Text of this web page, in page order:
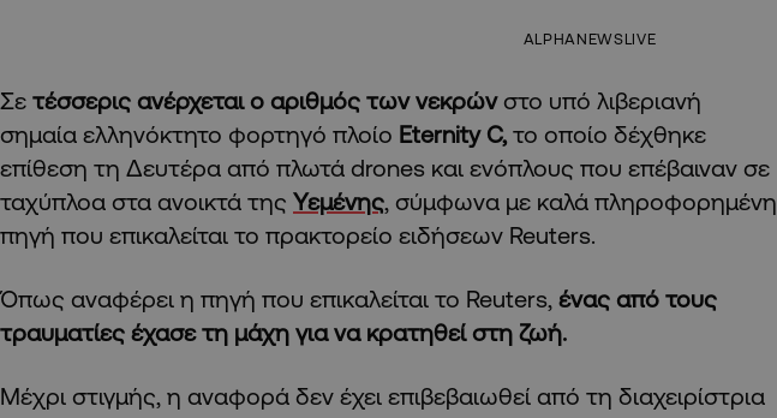
ALPHANEWSLIVE
Σε τέσσερις ανέρχεται ο αριθμός των νεκρών στο υπό λιβεριανή
σημαία ελληνόκτητο φορτηγό πλοίο Eternity C, το οποίο δέχθηκε
επίθεση τη Δευτέρα από πλωτά drones και ενόπλους που επέβαιναν σε
ταχύπλοα στα ανοικτά της Υεμένης, σύμφωνα με καλά πληροφορημένη
πηγή που επικαλείται το πρακτορείο ειδήσεων Reuters.
Όπως αναφέρει η πηγή που επικαλείται το Reuters, ένας από τους
τραυματίες έχασε τη μάχη για να κρατηθεί στη ζωή.
Μέχρι στιγμής, η αναφορά δεν έχει επιβεβαιωθεί από τη διαχειρίστρια